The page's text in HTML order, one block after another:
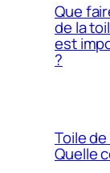
Que
de la
est
?
Toile
Quelle